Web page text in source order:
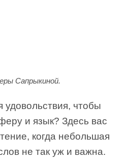
Сапрыкиной.
удовольствия, чтобы
и язык? Здесь вас
когда небольшая
не так уж и важна.